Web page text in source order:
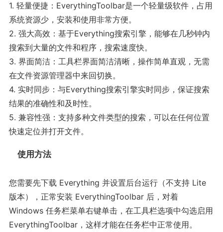
1. 轻量便捷：EverythingToolbar是一个轻量级软件，占用
系统资源少，安装和使用非常方便。
2. 强大高效：基于Everything搜索引擎，能够在几秒钟内
搜索到大量的文件和程序，搜索速度快。
3. 界面简洁：工具栏界面简洁清晰，操作简单直观，无需
在文件资源管理器中来回切换。
4. 实时同步：与Everything搜索引擎实时同步，保证搜索
结果的准确性和及时性。
5. 兼容性强：支持多种文件类型的搜索，可以在任何位置
快速定位并打开文件。
使用方法
您需要先下载 Everything 并设置后台运行（不支持 Lite
版本），正常安装 EverythingToolbar 后，对着
Windows 任务栏菜单右键单击，在工具栏选项中勾选启用
EverythingToolbar，这样才能在任务栏中正常使用。